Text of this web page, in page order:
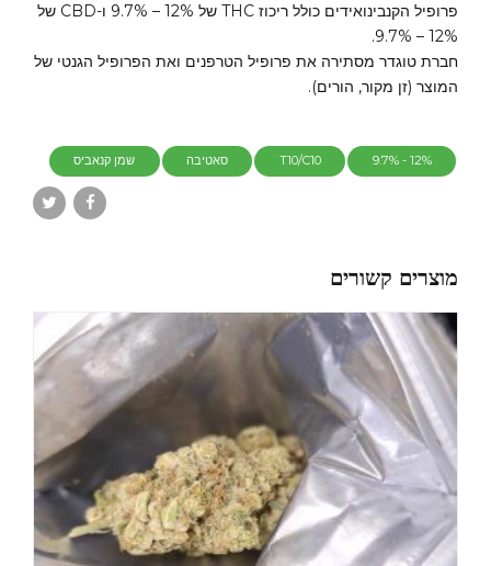
פרופיל הקנבינואידים כולל ריכוז THC של 12% – 9.7% ו-CBD של
12% – 9.7%.
חברת טוגדר מסתירה את פרופיל הטרפנים ואת הפרופיל הגנטי של
המוצר (זן מקור, הורים).
12% - 9.7%
T10/C10 סאטיבה שמן קנאביס
מוצרים קשורים